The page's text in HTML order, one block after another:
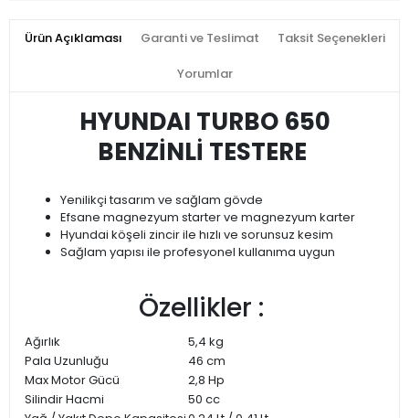
Ürün Açıklaması Garanti ve Teslimat Taksit Seçenekleri
Yorumlar
HYUNDAI TURBO 650
BENZİNLİ TESTERE
Yenilikçi tasarım ve sağlam gövde
Efsane magnezyum starter ve magnezyum karter
Hyundai köşeli zincir ile hızlı ve sorunsuz kesim
Sağlam yapısı ile profesyonel kullanıma uygun
Özellikler :
Ağırlık
5,4 kg
Pala Uzunluğu
46 cm
Max Motor Gücü
2,8 Hp
Silindir Hacmi
50 cc